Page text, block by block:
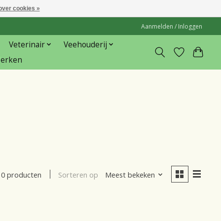
Aanmelden / Inloggen
Veterinair
Veehouderij
0 producten Sorteren op Meest bekeken
cookies »